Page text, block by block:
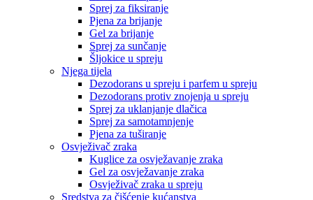
Sprej za fiksiranje
Pjena za brijanje
Gel za brijanje
Sprej za sunčanje
Šljokice u spreju
Njega tijela
Dezodorans u spreju i parfem u spreju
Dezodorans protiv znojenja u spreju
Sprej za uklanjanje dlačica
Sprej za samotamnjenje
Pjena za tuširanje
Osvježivač zraka
Kuglice za osvježavanje zraka
Gel za osvježavanje zraka
Osvježivač zraka u spreju
Sredstva za čišćenje kućanstva